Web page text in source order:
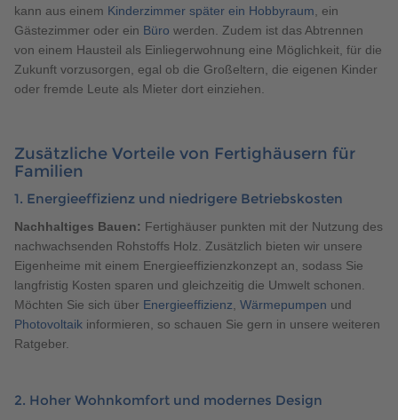
kann aus einem Kinderzimmer später ein Hobbyraum, ein
Gästezimmer oder ein Büro werden. Zudem ist das Abtrennen
von einem Hausteil als Einliegerwohnung eine Möglichkeit, für die
Zukunft vorzusorgen, egal ob die Großeltern, die eigenen Kinder
oder fremde Leute als Mieter dort einziehen.
Zusätzliche Vorteile von Fertighäusern für
Familien
1. Energieeffizienz und niedrigere Betriebskosten
Nachhaltiges Bauen: Fertighäuser punkten mit der Nutzung des
nachwachsenden Rohstoffs Holz. Zusätzlich bieten wir unsere
Eigenheime mit einem Energieeffizienzkonzept an, sodass Sie
langfristig Kosten sparen und gleichzeitig die Umwelt schonen.
Möchten Sie sich über Energieeffizienz, Wärmepumpen und
Photovoltaik informieren, so schauen Sie gern in unsere weiteren
Ratgeber.
2. Hoher Wohnkomfort und modernes Design